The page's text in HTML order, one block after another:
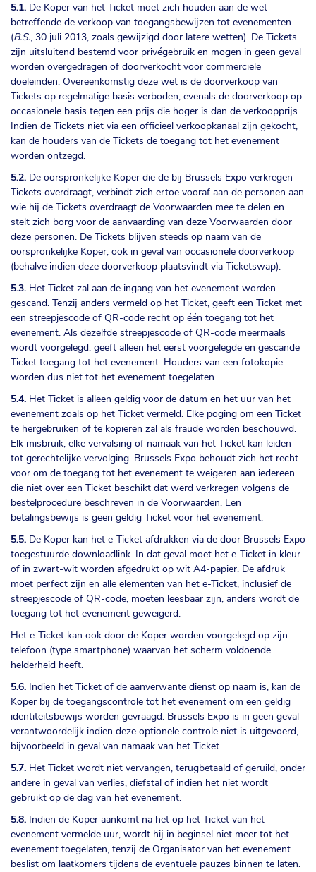
5.1. De Koper van het Ticket moet zich houden aan de wet
betreffende de verkoop van toegangsbewijzen tot evenementen
(B.S., 30 juli 2013, zoals gewijzigd door latere wetten). De Tickets
zijn uitsluitend bestemd voor privégebruik en mogen in geen geval
worden overgedragen of doorverkocht voor commerciële
doeleinden. Overeenkomstig deze wet is de doorverkoop van
Tickets op regelmatige basis verboden, evenals de doorverkoop op
occasionele basis tegen een prijs die hoger is dan de verkoopprijs.
Indien de Tickets niet via een officieel verkoopkanaal zijn gekocht,
kan de houders van de Tickets de toegang tot het evenement
worden ontzegd.
5.2. De oorspronkelijke Koper die de bij Brussels Expo verkregen
Tickets overdraagt, verbindt zich ertoe vooraf aan de personen aan
wie hij de Tickets overdraagt de Voorwaarden mee te delen en
stelt zich borg voor de aanvaarding van deze Voorwaarden door
deze personen. De Tickets blijven steeds op naam van de
oorspronkelijke Koper, ook in geval van occasionele doorverkoop
(behalve indien deze doorverkoop plaatsvindt via Ticketswap).
5.3. Het Ticket zal aan de ingang van het evenement worden
gescand. Tenzij anders vermeld op het Ticket, geeft een Ticket met
een streepjescode of QR-code recht op één toegang tot het
evenement. Als dezelfde streepjescode of QR-code meermaals
wordt voorgelegd, geeft alleen het eerst voorgelegde en gescande
Ticket toegang tot het evenement. Houders van een fotokopie
worden dus niet tot het evenement toegelaten.
5.4. Het Ticket is alleen geldig voor de datum en het uur van het
evenement zoals op het Ticket vermeld. Elke poging om een Ticket
te hergebruiken of te kopiëren zal als fraude worden beschouwd.
Elk misbruik, elke vervalsing of namaak van het Ticket kan leiden
tot gerechtelijke vervolging. Brussels Expo behoudt zich het recht
voor om de toegang tot het evenement te weigeren aan iedereen
die niet over een Ticket beschikt dat werd verkregen volgens de
bestelprocedure beschreven in de Voorwaarden. Een
betalingsbewijs is geen geldig Ticket voor het evenement.
5.5. De Koper kan het e-Ticket afdrukken via de door Brussels Expo
toegestuurde downloadlink. In dat geval moet het e-Ticket in kleur
of in zwart-wit worden afgedrukt op wit A4-papier. De afdruk
moet perfect zijn en alle elementen van het e-Ticket, inclusief de
streepjescode of QR-code, moeten leesbaar zijn, anders wordt de
toegang tot het evenement geweigerd.
Het e-Ticket kan ook door de Koper worden voorgelegd op zijn
telefoon (type smartphone) waarvan het scherm voldoende
helderheid heeft.
5.6. Indien het Ticket of de aanverwante dienst op naam is, kan de
Koper bij de toegangscontrole tot het evenement om een geldig
identiteitsbewijs worden gevraagd. Brussels Expo is in geen geval
verantwoordelijk indien deze optionele controle niet is uitgevoerd,
bijvoorbeeld in geval van namaak van het Ticket.
5.7. Het Ticket wordt niet vervangen, terugbetaald of geruild, onder
andere in geval van verlies, diefstal of indien het niet wordt
gebruikt op de dag van het evenement.
5.8. Indien de Koper aankomt na het op het Ticket van het
evenement vermelde uur, wordt hij in beginsel niet meer tot het
evenement toegelaten, tenzij de Organisator van het evenement
beslist om laatkomers tijdens de eventuele pauzes binnen te laten.